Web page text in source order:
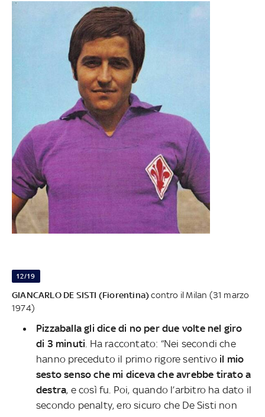
12/19
GIANCARLO DE SISTI (Fiorentina)contro il Milan (31 marzo
1974)
Pizzaballa gli dice di no per due volte nel giro
di 3 minuti . Ha raccontato: “Nei secondi che
hanno preceduto il primo rigore sentivo il mio
sesto senso che mi diceva che avrebbe tirato a
destra, e così fu. Poi, quando l’arbitro ha dato il
secondo penalty, ero sicuro che De Sisti non